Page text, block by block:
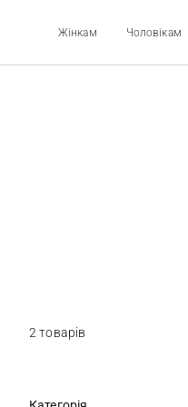
Жінкам Чоловікам
2 товарів